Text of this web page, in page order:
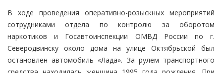
В ходе проведения оперативно-розыскных мероприятий
сотрудниками отдела по контролю за оборотом
наркотиков и Госавтоинспекции ОМВД России по г.
Северодвинску около дома на улице Октябрьской был
остановлен автомобиль «Лада». За рулем транспортного